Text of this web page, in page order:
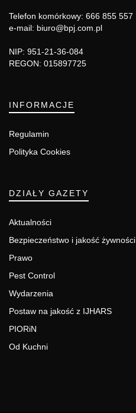
Telefon komórkowy: 666 855 557
e-mail: biuro@bpj.com.pl
NIP: 951-21-36-084
REGON: 015897725
INFORMACJE
Regulamin
Polityka Cookies
DZIAŁY GAZETY
Aktualności
Bezpieczeństwo i jakość żywności
Prawo
Pest Control
Wydarzenia
Postaw na jakość z IJHARS
PIORiN
Od Kuchni